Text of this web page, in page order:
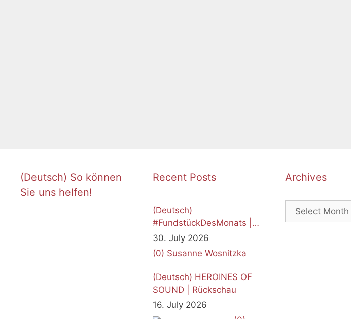
(Deutsch) So können
Sie uns helfen!
Recent Posts
(Deutsch)
#FundstückDesMonats |
Juli 2026
30. July 2026
(0) Susanne Wosnitzka
(Deutsch) HEROINES OF
SOUND | Rückschau
16. July 2026
Archives
Archives